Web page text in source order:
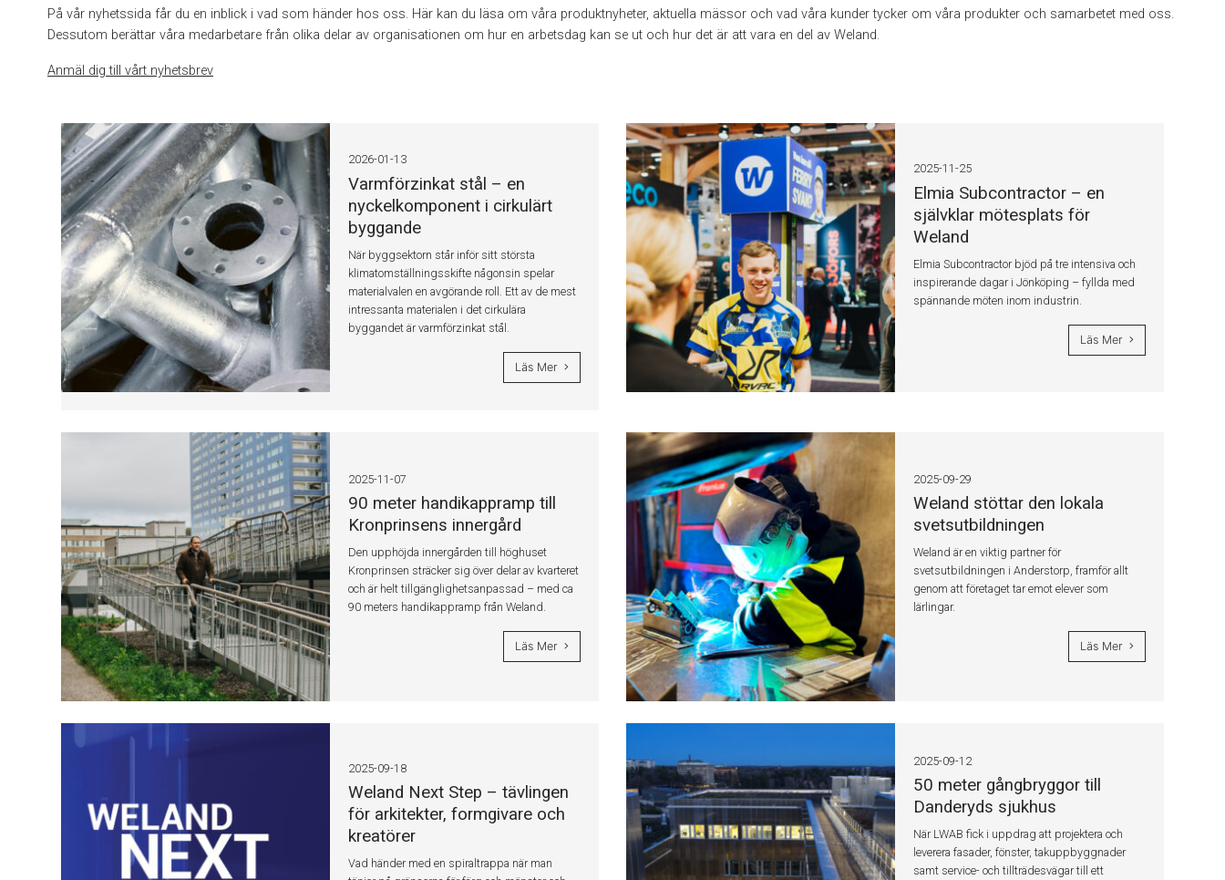
På vår nyhetssida får du en inblick i vad som händer hos oss. Här kan du läsa om våra produktnyheter, aktuella mässor och vad våra kunder tycker om våra produkter och samarbetet med oss.
Dessutom berättar våra medarbetare från olika delar av organisationen om hur en arbetsdag kan se ut och hur det är att vara en del av Weland.
Anmäl dig till vårt nyhetsbrev
2026-01-13
Varmförzinkat stål – en
nyckelkomponent i cirkulärt
byggande
När byggsektorn står inför sitt största
klimatomställningsskifte någonsin spelar
materialvalen en avgörande roll. Ett av de mest
intressanta materialen i det cirkulära
byggandet är varmförzinkat stål.
Läs Mer
2025-11-25
Elmia Subcontractor – en
självklar mötesplats för
Weland
Elmia Subcontractor bjöd på tre intensiva och
inspirerande dagar i Jönköping – fyllda med
spännande möten inom industrin.
Läs Mer
2025-11-07
90 meter handikappramp till
Kronprinsens innergård
Den upphöjda innergården till höghuset
Kronprinsen sträcker sig över delar av kvarteret
och är helt tillgänglighetsanpassad – med ca
90 meters handikappramp från Weland.
Läs Mer
2025-09-29
Weland stöttar den lokala
svetsutbildningen
Weland är en viktig partner för
svetsutbildningen i Anderstorp, framför allt
genom att företaget tar emot elever som
lärlingar.
Läs Mer
2025-09-18
Weland Next Step – tävlingen
för arkitekter, formgivare och
kreatörer
Vad händer med en spiraltrappa när man
2025-09-12
50 meter gångbryggor till
Danderyds sjukhus
När LWAB fick i uppdrag att projektera och
leverera fasader, fönster, takuppbyggnader
samt service- och tillträdesvägar till ett